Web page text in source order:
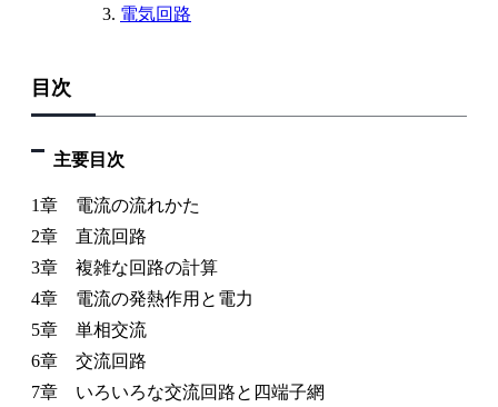
電気回路
目次
主要目次
1章 電流の流れかた
2章 直流回路
3章 複雑な回路の計算
4章 電流の発熱作用と電力
5章 単相交流
6章 交流回路
7章 いろいろな交流回路と四端子網